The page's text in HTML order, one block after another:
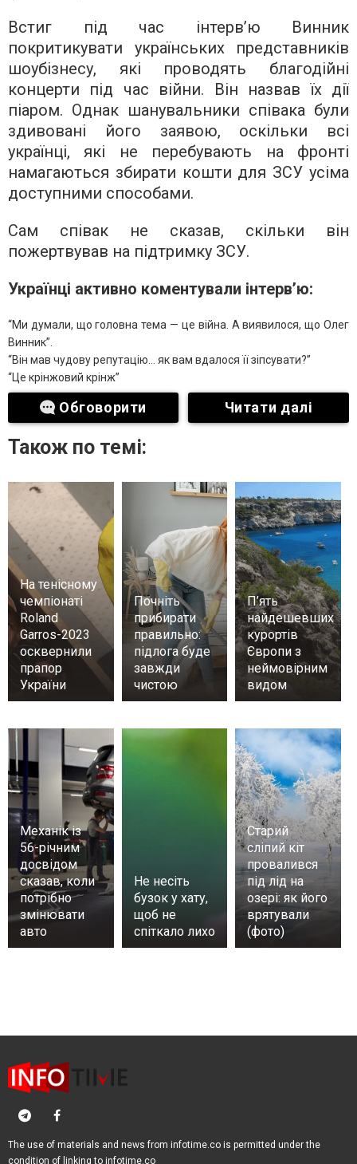
Встиг під час інтерв’ю Винник
покритикувати українських представників
шоубізнесу, які проводять благодійні
концерти під час війни. Він назвав їх дії
піаром. Однак шанувальники співака були
здивовані його заявою, оскільки всі
українці, які не перебувають на фронті
намагаються збирати кошти для ЗСУ усіма
доступними способами.
Сам співак не сказав, скільки він
пожертвував на підтримку ЗСУ.
Українці активно коментували інтерв’ю:
“Ми думали, що головна тема — це війна. А виявилося, що Олег
Винник”.
“Він мав чудову репутацію… як вам вдалося її зіпсувати?”
“Це крінжовий крінж”
Обговорити Читати далі
Також по темі:
На тенісному
чемпіонаті
Roland
Garros-2023
осквернили
прапор
України
Почніть
прибирати
правильно:
підлога буде
завжди
чистою
П’ять
найдешевших
курортів
Європи з
неймовірним
видом
Механік із
56-річним
досвідом
сказав, коли
потрібно
змінювати
авто
Не несіть
бузок у хату,
щоб не
спіткало лихо
Старий
сліпий кіт
провалився
під лід на
озері: як його
врятували
(фото)
The use of materials and news from infotime.co is permitted under the
condition of linking to infotime.co